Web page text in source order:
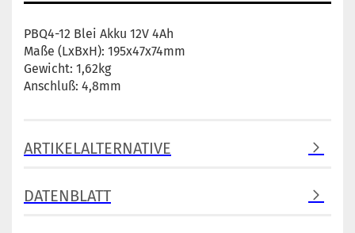
PBQ4-12 Blei Akku 12V 4Ah
Maße (LxBxH): 195x47x74mm
Gewicht: 1,62kg
Anschluß: 4,8mm
ARTIKELALTERNATIVE
DATENBLATT